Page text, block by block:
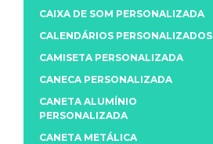
CAIXA DE SOM PERSONALIZADA
CALENDÁRIOS PERSONALIZADOS
CAMISETA PERSONALIZADA
CANECA PERSONALIZADA
CANETA ALUMÍNIO
PERSONALIZADA
CANETA METÁLICA